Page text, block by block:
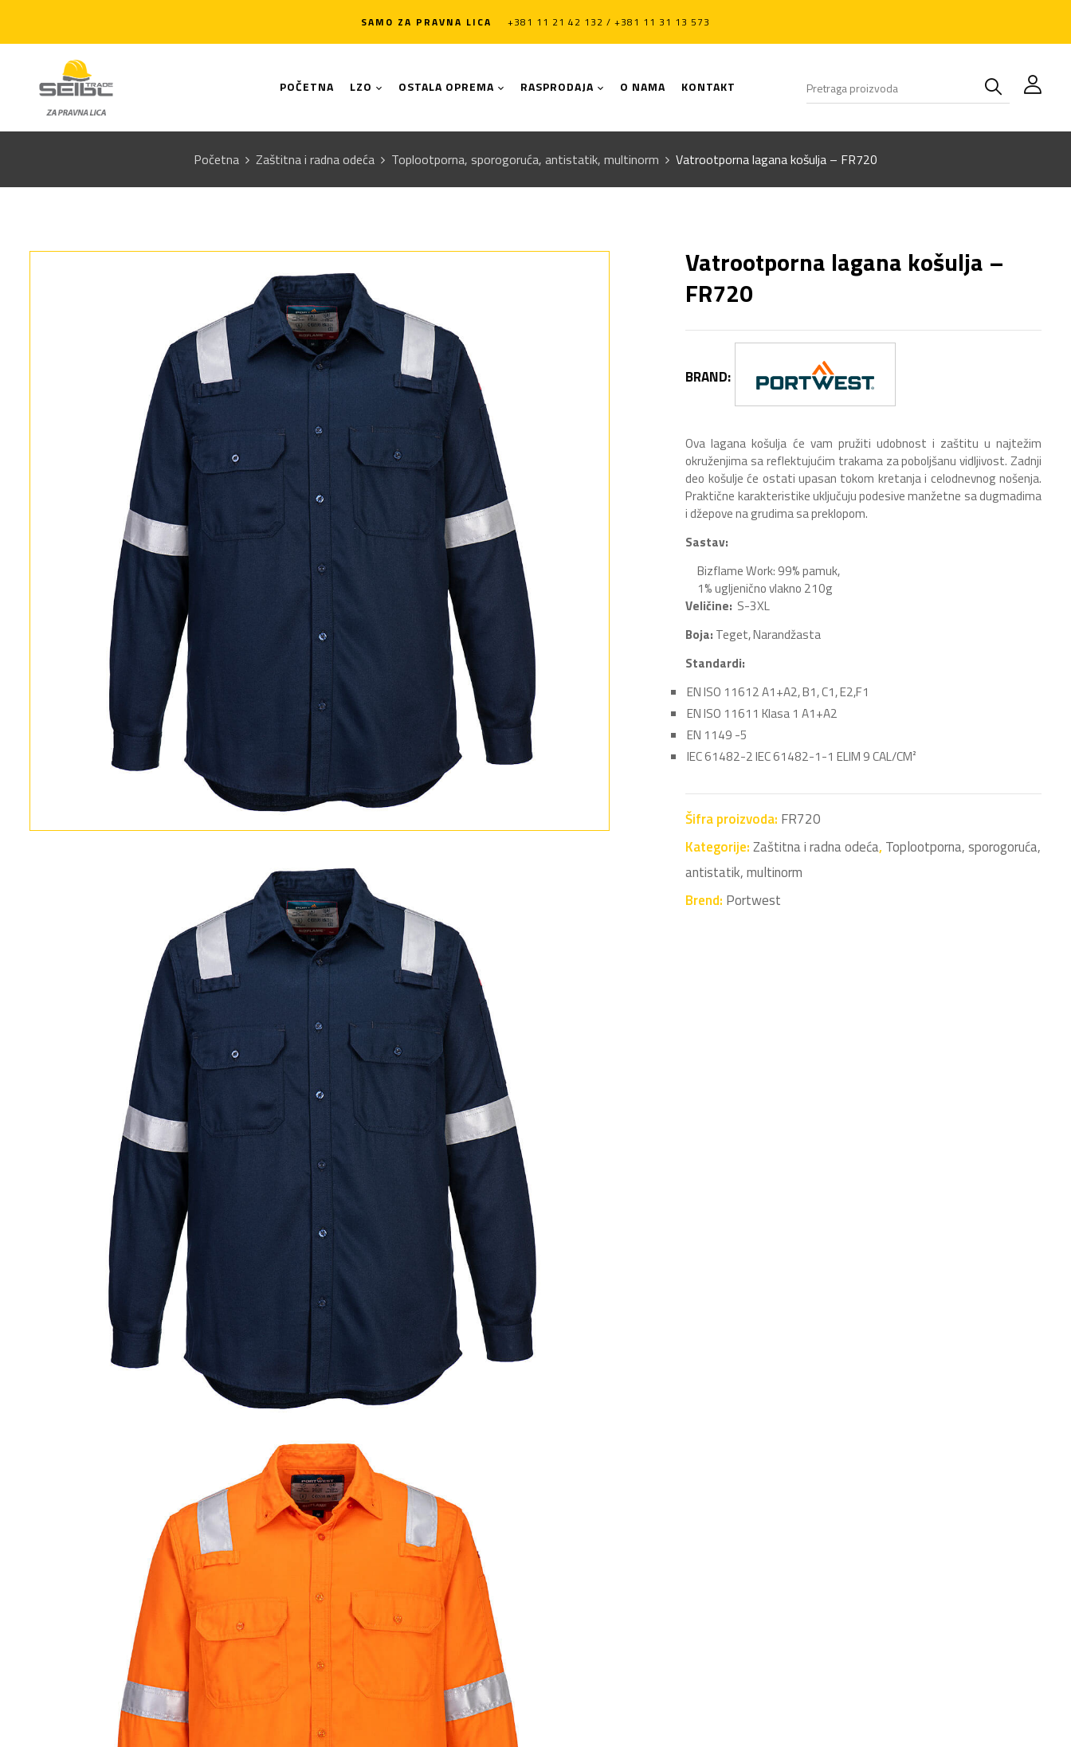
SAMO ZA PRAVNA LICA +381 11 21 42 132 / +381 11 31 13 573
POČETNA LZO OSTALA OPREMA RASPRODAJA O NAMA KONTAKT
Početna Zaštitna i radna odeća Toplootporna, sporogoruća, antistatik, multinorm Vatrootporna lagana košulja – FR720
Vatrootporna lagana košulja –
FR720
BRAND:
Ova lagana košulja će vam pružiti udobnost i zaštitu u najtežim
okruženjima sa reflektujućim trakama za poboljšanu vidljivost. Zadnji
deo košulje će ostati upasan tokom kretanja i celodnevnog nošenja.
Praktične karakteristike uključuju podesive manžetne sa dugmadima
i džepove na grudima sa preklopom.
Sastav:
Bizflame Work: 99% pamuk,
1% ugljenično vlakno 210g
Veličine: S-3XL
Boja: Teget, Narandžasta
Standardi:
EN ISO 11612 A1+A2, B1, C1, E2,F1
EN ISO 11611 Klasa 1 A1+A2
EN 1149 -5
IEC 61482-2 IEC 61482-1-1 ELIM 9 CAL/CM²
Šifra proizvoda: FR720
Kategorije:Zaštitna i radna odeća,Toplootporna, sporogoruća,
antistatik, multinorm
Brend: Portwest